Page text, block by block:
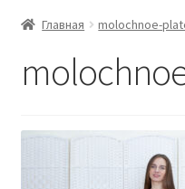
Главная molochnoe-